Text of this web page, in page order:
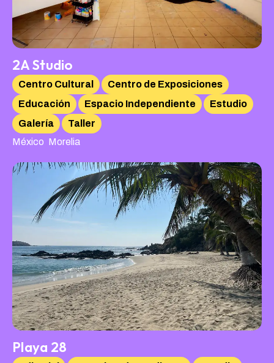
2A Studio
Centro Cultural
Centro de Exposiciones
Educación
Espacio Independiente
Estudio
Galería
Taller
México Morelia
Playa 28